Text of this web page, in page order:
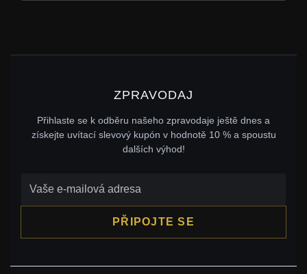
ZPRAVODAJ
Přihlaste se k odběru našeho zpravodaje ještě dnes a
získejte uvítací slevový kupón v hodnotě 10 % a spoustu
dalších výhod!
PŘIPOJTE SE